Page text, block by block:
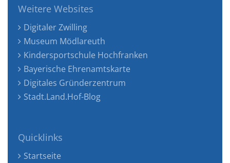
Weitere Websites
Digitaler Zwilling
Museum Mödlareuth
Kindersportschule Hochfranken
Bayerische Ehrenamtskarte
Digitales Gründerzentrum
Stadt.Land.Hof-Blog
Quicklinks
Startseite